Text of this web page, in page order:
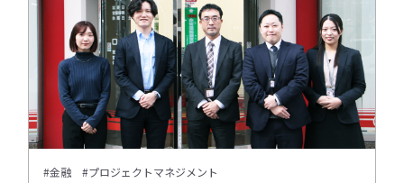
#金融 #プロジェクトマネジメント